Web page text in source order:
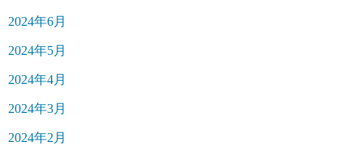
2024年6月
2024年5月
2024年4月
2024年3月
2024年2月